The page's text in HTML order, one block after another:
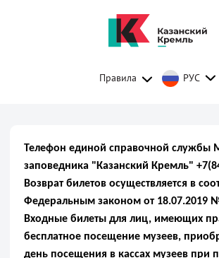
Правила РУС
Телефон единой справочной службы
заповедника "Казанский Кремль"
Возврат билетов осуществляется в
Федеральным законом от 18.07.2019
Входные билеты для лиц, имеющих
бесплатное посещение музеев,
день посещения в кассах музеев при